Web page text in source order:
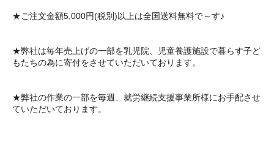
★ご注文金額5,000円(税別)以上は全国送料無料で～す♪
★弊社は毎年売上げの一部を乳児院、児童養護施設で暮らす子ど
もたちの為に寄付をさせていただいております。
★弊社の作業の一部を毎週、就労継続支援事業所様にお手配させ
ていただいております。